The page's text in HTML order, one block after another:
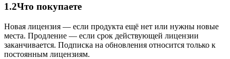
1.2Что покупаете
Новая лицензия — если продукта ещё нет или нужны новые
места. Продление — если срок действующей лицензии
заканчивается. Подписка на обновления относится только к
постоянным лицензиям.